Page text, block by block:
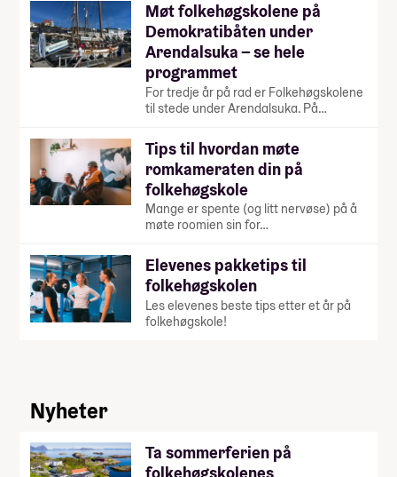
Møt folkehøgskolene på
Demokratibåten under
Arendalsuka – se hele
programmet
For tredje år på rad er Folkehøgskolene
til stede under Arendalsuka. På…
Tips til hvordan møte
romkameraten din på
folkehøgskole
Mange er spente (og litt nervøse) på å
møte roomien sin for…
Elevenes pakketips til
folkehøgskolen
Les elevenes beste tips etter et år på
folkehøgskole!
Nyheter
Ta sommerferien på